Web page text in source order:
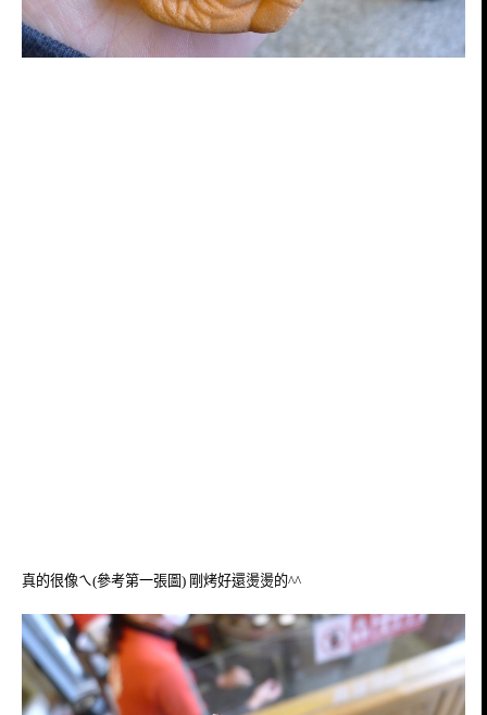
真的很像ㄟ(參考第一張圖) 剛烤好還燙燙的^^